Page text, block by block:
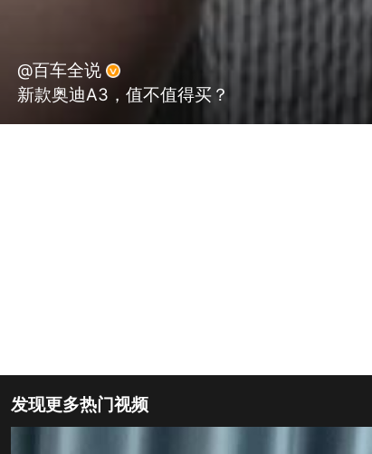
@百车全说
新款奥迪A3，值不值得买？
发现更多热门视频